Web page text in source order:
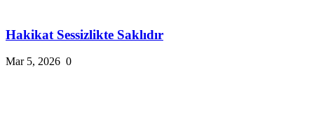
Hakikat Sessizlikte Saklıdır
Mar 5, 2026 0